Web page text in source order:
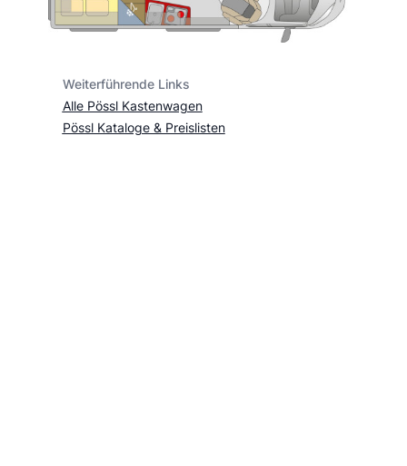
Weiterführende Links
Alle Pössl Kastenwagen
Pössl Kataloge & Preislisten